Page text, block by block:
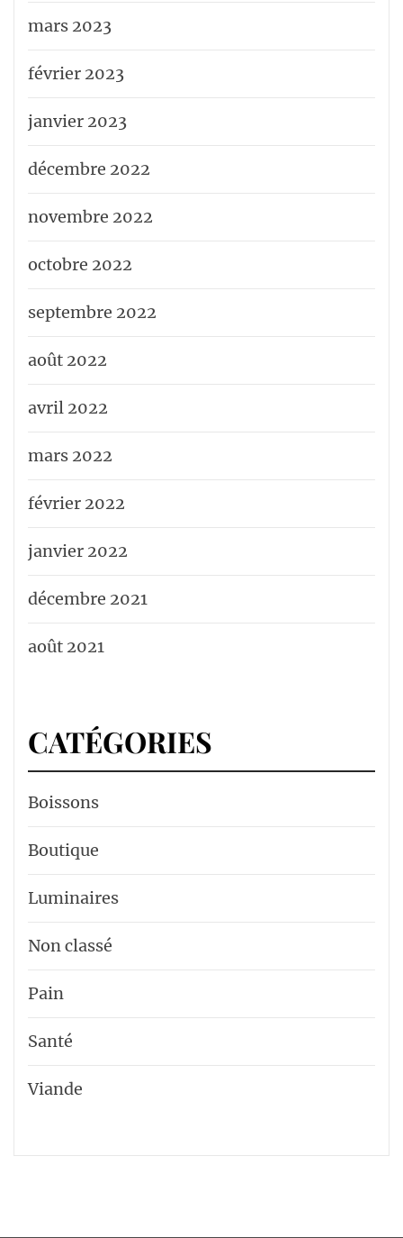
mars 2023
février 2023
janvier 2023
décembre 2022
novembre 2022
octobre 2022
septembre 2022
août 2022
avril 2022
mars 2022
février 2022
janvier 2022
décembre 2021
août 2021
CATÉGORIES
Boissons
Boutique
Luminaires
Non classé
Pain
Santé
Viande